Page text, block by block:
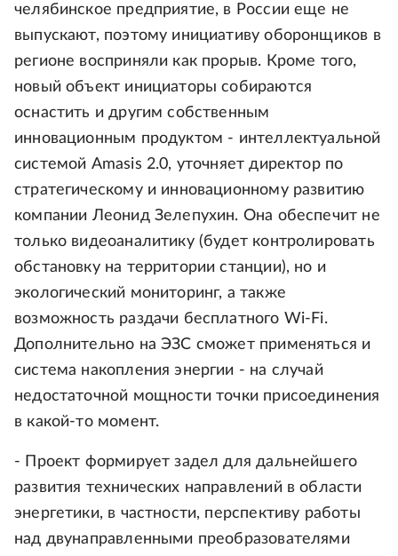
челябинское предприятие, в России еще не
выпускают, поэтому инициативу оборонщиков в
регионе восприняли как прорыв. Кроме того,
новый объект инициаторы собираются
оснастить и другим собственным
инновационным продуктом - интеллектуальной
системой Amasis 2.0, уточняет директор по
стратегическому и инновационному развитию
компании Леонид Зелепухин. Она обеспечит не
только видеоаналитику (будет контролировать
обстановку на территории станции), но и
экологический мониторинг, а также
возможность раздачи бесплатного Wi-Fi.
Дополнительно на ЭЗС сможет применяться и
система накопления энергии - на случай
недостаточной мощности точки присоединения
в какой-то момент.
- Проект формирует задел для дальнейшего
развития технических направлений в области
энергетики, в частности, перспективу работы
над двунаправленными преобразователями